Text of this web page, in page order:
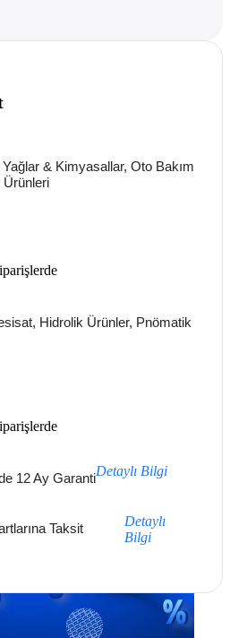
Yağlar & Kimyasallar, Oto Bakım
Ürünleri
Hidrolik Ürünler, Pnömatik
12 Ay GarantiDetaylı Bilgi
Taksit
Detaylı
Bilgi